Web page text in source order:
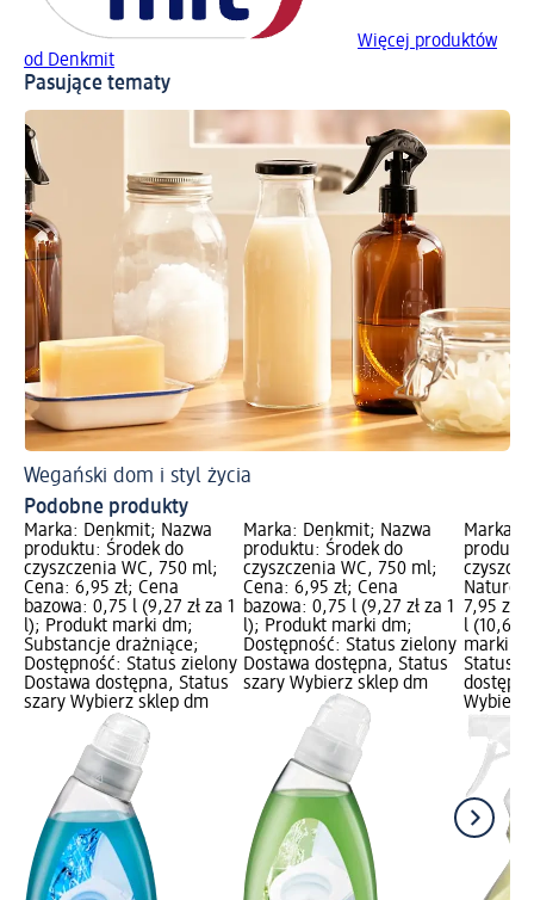
Więcej produktów
od Denkmit
Pasujące tematy
Wegański dom i styl życia
Podobne produkty
Marka: Denkmit; Nazwa
produktu: Środek do
czyszczenia WC, 750 ml;
Cena: 6,95 zł; Cena
bazowa: 0,75 l (9,27 zł za 1
l); Produkt marki dm;
Substancje drażniące;
Dostępność: Status zielony
Dostawa dostępna, Status
szary Wybierz sklep dm
Marka: Denkmit; Nazwa
produktu: Środek do
czyszczenia WC, 750 ml;
Cena: 6,95 zł; Cena
bazowa: 0,75 l (9,27 zł za 1
l); Produkt marki dm;
Dostępność: Status zielony
Dostawa dostępna, Status
szary Wybierz sklep dm
Marka:
Nature,
7,95 zł;
l (10,60
marki
Status
Wybierz